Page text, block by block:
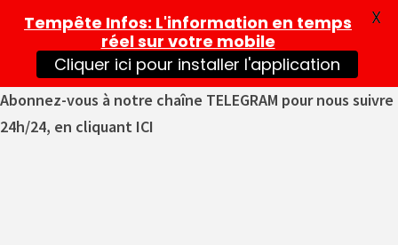
Abonnez-vous à notre chaîne TELEGRAM pour nous suivre
24h/24, en cliquant ICI
Tempête Infos: L'information en temps
réel sur votre mobile
Cliquer ici pour installer l'application
X